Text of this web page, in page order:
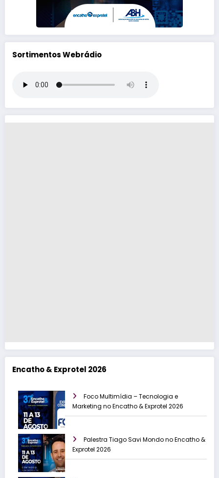
Sortimentos Webrádio
Encatho & Exprotel 2026
Foco Multimídia – Tecnologia e
Marketing no Encatho & Exprotel 2026
Palestra Tiago Savi Mondo no Encatho &
Exprotel 2026